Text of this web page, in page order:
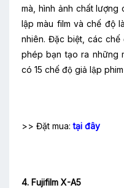
mà, hình ảnh chất
lập màu film và chế độ
nhiên. Đặc biệt, các
phép bạn tạo ra những
có 15 chế độ giả lập
>> Đặt mua:tại đây
4. Fujifilm X-A5